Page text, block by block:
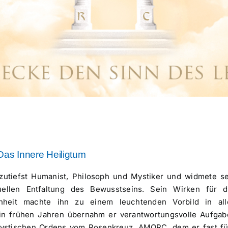
Innere Heiligtum
Humanist, Philosoph und Mystiker und widmete
Entfaltung des Bewusstseins. Sein Wirken für
machte ihn zu einem leuchtenden Vorbild in
frühen Jahren übernahm er verantwortungsvolle